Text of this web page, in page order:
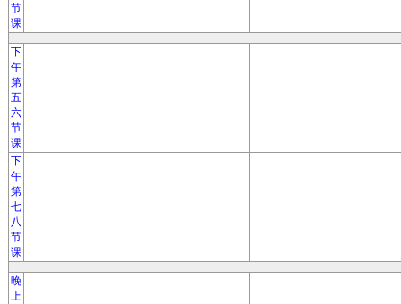
节
课
下
午
第
五
六
节
课
下
午
第
七
八
节
课
晚
上